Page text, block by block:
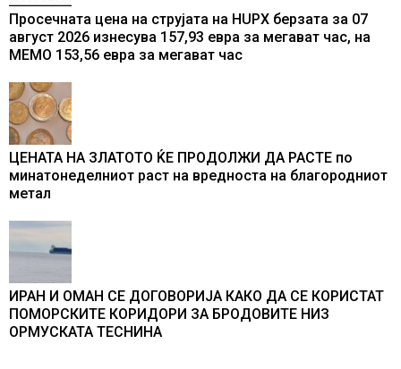
Просечната цена на струјата на HUPX берзата за 07
август 2026 изнесува 157,93 евра за мегават час, на
МЕМО 153,56 евра за мегават час
ЦЕНАТА НА ЗЛАТОТО ЌЕ ПРОДОЛЖИ ДА РАСТЕ по
минатонеделниот раст на вредноста на благородниот
метал
ИРАН И ОМАН СЕ ДОГОВОРИЈА КАКО ДА СЕ КОРИСТАТ
ПОМОРСКИТЕ КОРИДОРИ ЗА БРОДОВИТЕ НИЗ
ОРМУСКАТА ТЕСНИНА